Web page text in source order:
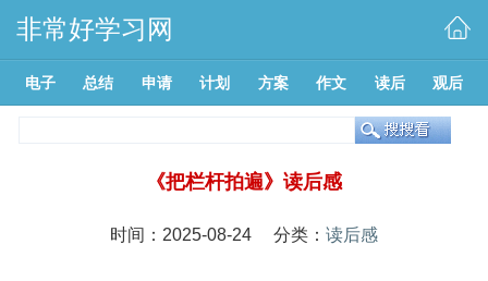
非常好学习网
电子 总结 申请 计划 方案 作文 读后 观后
《把栏杆拍遍》读后感
时间：2025-08-24 分类： 读后感